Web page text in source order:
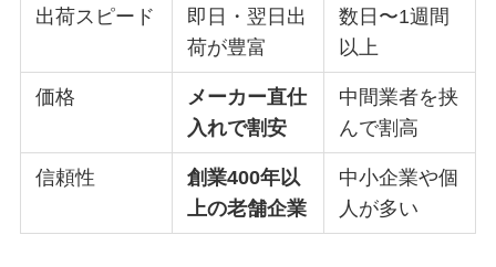
出荷スピード
即日・翌日出
荷が豊富
数日〜1週間
以上
価格
メーカー直仕
入れで割安
中間業者を挟
んで割高
信頼性
創業400年以
上の老舗企業
中小企業や個
人が多い